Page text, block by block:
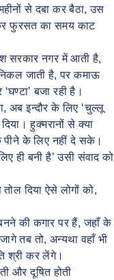
से दबा कर बैठा, उस
कर फुरसत का समय काट
सरकार नगर में आती है,
जाती है, पर कमाऊ
बजा रही है।
अब इन्दौर के लिए ‘चुल्लू
दिया। हुक्मरानों से क्या
पीने के लिए नहीं दे सके।
ही बनी है’ उसी संवाद को
दिया ऐसे लोगों को,
की कगार पर हैं, जहाँ के
तब तो, अन्यथा वहाँ भी
श्री कर लेंगे।
और दूषित होती